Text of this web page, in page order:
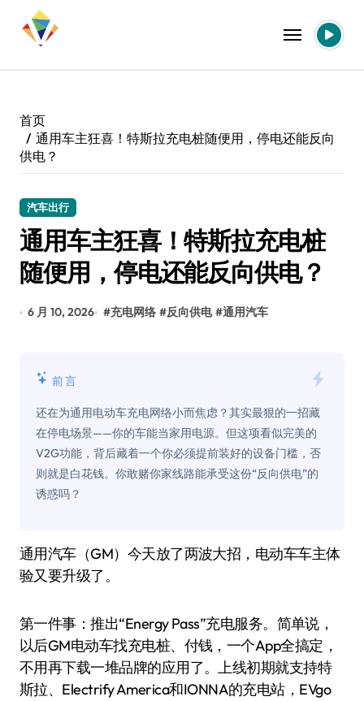
首页
通用车主狂喜！特斯拉充电桩随便用，停电还能反向
供电？
汽车出行
通用车主狂喜！特斯拉充电桩
随便用，停电还能反向供电？
6 月 10, 2026 #充电网络 #反向供电 #通用汽车
前言
还在为通用电动车充电网络小而焦虑？其实最狠的一招藏
在停电场景——你的车能当家用电源。但这项看似完美的
V2G功能，背后藏着一个你必须提前装好的设备门槛，否
则就是白花钱。你敢赌你家线路能承受这份“反向供电”的
诱惑吗？
通用汽车（GM）今天放了两波大招，电动车车主体
验又要升级了。
第一件事：推出“Energy Pass”充电服务。简单说，
以后GM电动车找充电桩、付钱，一个App全搞定，
不用再下载一堆品牌的应用了。上线初期就支持特
斯拉、Electrify America和IONNA的充电站，EVgo